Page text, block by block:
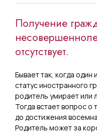
Получение
отсутствует.
Бывает так, когда
статус иностранного
родитель умирает или
Тогда встает вопрос
до достижения
Родитель может за